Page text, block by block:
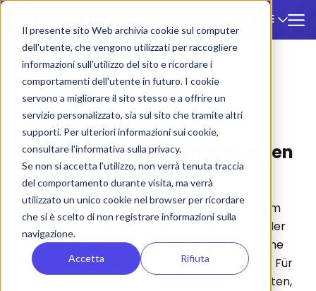
Il presente sito Web archivia cookie sul computer
dell'utente, che vengono utilizzati per raccogliere
informazioni sull'utilizzo del sito e ricordare i
comportamenti dell'utente in futuro. I cookie
servono a migliorare il sito stesso e a offrire un
servizio personalizzato, sia sul sito che tramite altri
supporti. Per ulteriori informazioni sui cookie,
consultare l'informativa sulla privacy.
Se non si accetta l'utilizzo, non verrà tenuta traccia
del comportamento durante visita, ma verrà
utilizzato un unico cookie nel browser per ricordare
che si è scelto di non registrare informazioni sulla
navigazione.
Accetta Rifiuta
DE
Siena
Siena
ZTL-Preise und -Bestimmungen
Die Preise für Touristenbusse, einschließlich
Steuern, variieren je nach Zielort (Stadtzentrum
oder Vororte), der Touristensaison (Haupt- oder
Nebensaison) und der Zahlungsmethode (online
oder an unserem Kontrollpunkt „Il Fagiolone“). Für
Gruppen, die in Siena-Unterkünften übernachten,